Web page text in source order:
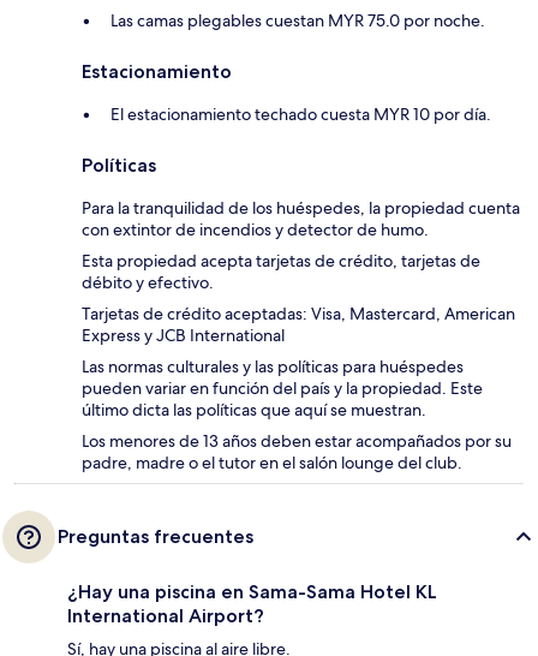
Las camas plegables cuestan MYR 75.0 por noche.
Estacionamiento
El estacionamiento techado cuesta MYR 10 por día.
Políticas
Para la tranquilidad de los huéspedes, la propiedad cuenta
con extintor de incendios y detector de humo.
Esta propiedad acepta tarjetas de crédito, tarjetas de
débito y efectivo.
Tarjetas de crédito aceptadas: Visa, Mastercard, American
Express y JCB International
Las normas culturales y las políticas para huéspedes
pueden variar en función del país y la propiedad. Este
último dicta las políticas que aquí se muestran.
Los menores de 13 años deben estar acompañados por su
padre, madre o el tutor en el salón lounge del club.
Preguntas frecuentes
¿Hay una piscina en Sama-Sama Hotel KL
International Airport?
Sí, hay una piscina al aire libre.